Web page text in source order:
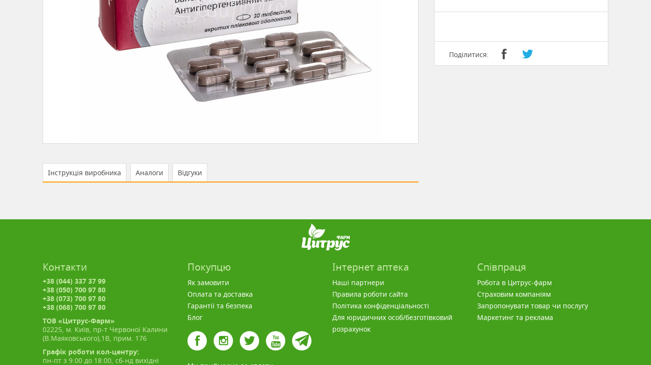
Поділитися:
Інструкція виробника Аналоги Відгуки
Контакти
+38 (044) 337 37 99
+38 (050) 700 97 80
+38 (073) 700 97 80
+38 (068) 700 97 80
ТОВ «Цитрус-Фарм»
02225, м. Київ, пр-т Червоної Калини
(В.Маяковського),1В, прим. 176
Графік роботи кол-центру:
пн-пт з 9:00 до 18:00, сб-нд вихідні
Покупцю
Як замовити
Оплата та доставка
Гарантії та безпека
Блог
Інтернет аптека
Наші партнери
Правила роботи сайта
Політика конфіденціальності
Для юридичних особ/безготівковий
розрахунок
Співпраця
Робота в Цитрус-фарм
Страховим компаніям
Запропонувати товар чи послугу
Маркетинг та реклама